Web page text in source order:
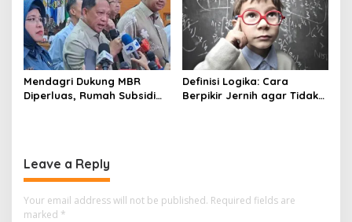
Mendagri Dukung MBR
Diperluas, Rumah Subsidi
Definisi Logika: Cara
Berpikir Jernih agar Tidak
Leave a Reply
Your email address will not be published. Required fields are
marked *